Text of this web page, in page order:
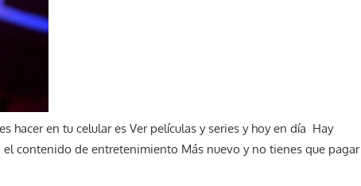
hacer en tu celular es Ver películas y series y hoy en día Hay
el contenido de entretenimiento Más nuevo y no tienes que pagar